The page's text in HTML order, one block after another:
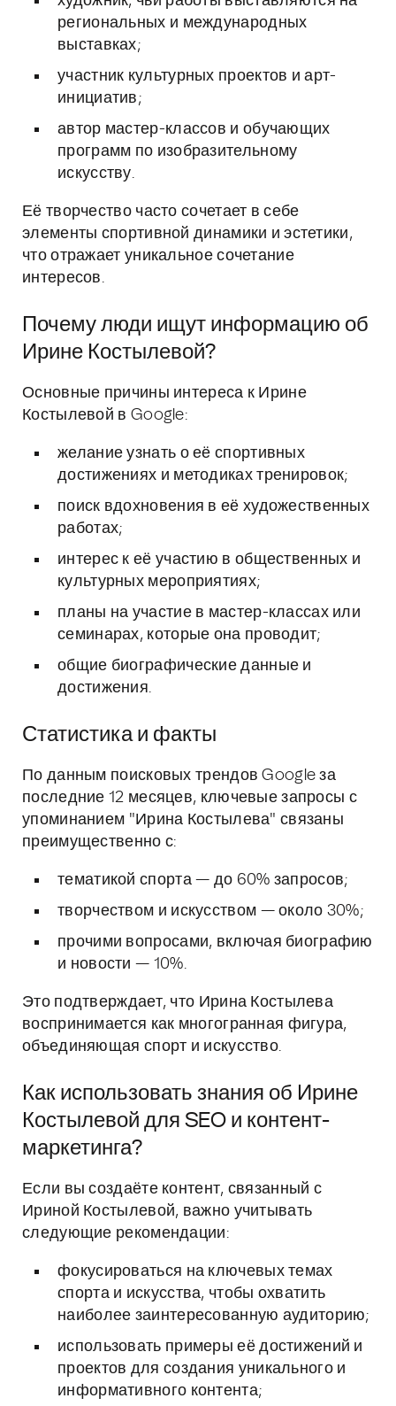
региональных и международных
выставках;
участник культурных проектов и арт-
инициатив;
автор мастер-классов и обучающих
программ по изобразительному
искусству.
Её творчество часто сочетает в себе
элементы спортивной динамики и эстетики,
что отражает уникальное сочетание
интересов.
Почему люди ищут информацию об
Ирине Костылевой?
Основные причины интереса к Ирине
Костылевой в Google:
желание узнать о её спортивных
достижениях и методиках тренировок;
поиск вдохновения в её художественных
работах;
интерес к её участию в общественных и
культурных мероприятиях;
планы на участие в мастер-классах или
семинарах, которые она проводит;
общие биографические данные и
достижения.
Статистика и факты
По данным поисковых трендов Google за
последние 12 месяцев, ключевые запросы с
упоминанием "Ирина Костылева" связаны
преимущественно с:
тематикой спорта — до 60% запросов;
творчеством и искусством — около 30%;
прочими вопросами, включая биографию
и новости — 10%.
Это подтверждает, что Ирина Костылева
воспринимается как многогранная фигура,
объединяющая спорт и искусство.
Как использовать знания об Ирине
Костылевой для SEO и контент-
маркетинга?
Если вы создаёте контент, связанный с
Ириной Костылевой, важно учитывать
следующие рекомендации:
фокусироваться на ключевых темах
спорта и искусства, чтобы охватить
наиболее заинтересованную аудиторию;
использовать примеры её достижений и
проектов для создания уникального и
информативного контента;